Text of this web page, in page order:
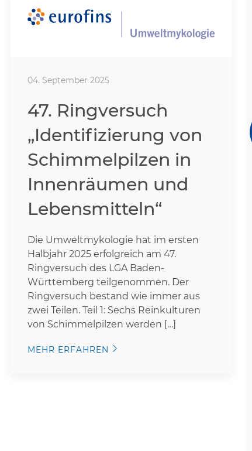
04. September 2025
47. Ringversuch
„Identifizierung von
Schimmelpilzen in
Innenräumen und
Lebensmitteln“
Die Umweltmykologie hat im ersten
Halbjahr 2025 erfolgreich am 47.
Ringversuch des LGA Baden-
Württemberg teilgenommen. Der
Ringversuch bestand wie immer aus
zwei Teilen. Teil 1: Sechs Reinkulturen
von Schimmelpilzen werden […]
MEHR ERFAHREN